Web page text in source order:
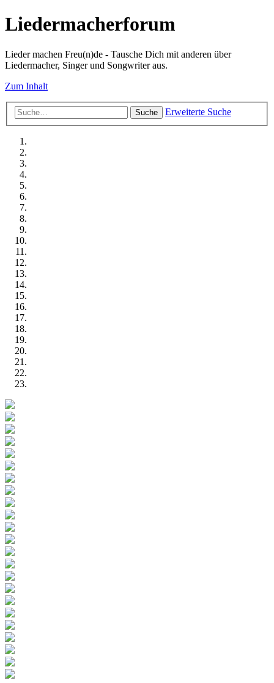
Liedermacherforum
Lieder machen Freu(n)de - Tausche Dich mit anderen über
Liedermacher, Singer und Songwriter aus.
Zum Inhalt
Suche Erweiterte Suche